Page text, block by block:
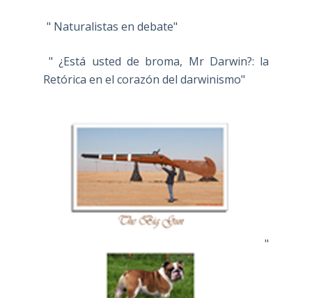
" Naturalistas en debate"
" ¿Está usted de broma, Mr Darwin?: la
Retórica en el corazón del darwinismo"
"